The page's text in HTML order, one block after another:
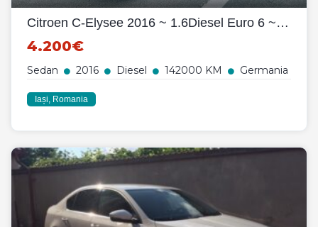
Citroen C-Elysee 2016 ~ 1.6Diesel Euro 6 ~ Clima Pilot Senz Park
4.200€
Sedan 2016 Diesel 142000 KM Germania
Iași, Romania